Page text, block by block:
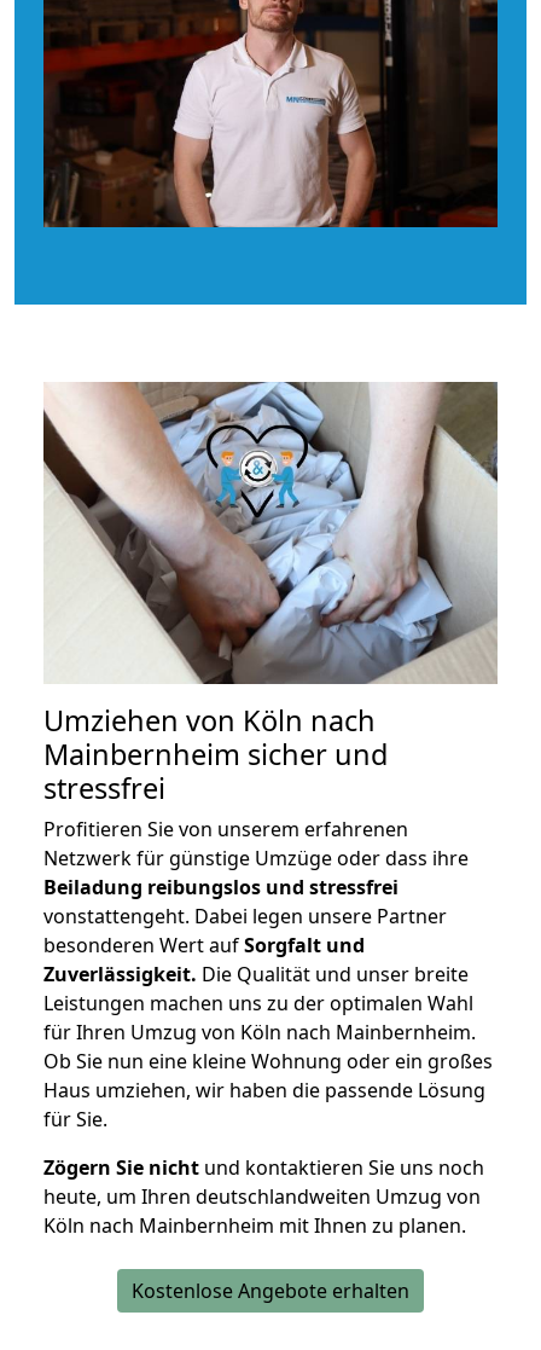
Umziehen von Köln nach
Mainbernheim sicher und
stressfrei
Profitieren Sie von unserem erfahrenen
Netzwerk für günstige Umzüge oder dass ihre
Beiladung reibungslos und stressfrei
vonstattengeht. Dabei legen unsere Partner
besonderen Wert aufSorgfalt und
Zuverlässigkeit. Die Qualität und unser breite
Leistungen machen uns zu der optimalen Wahl
für Ihren Umzug von Köln nach Mainbernheim.
Ob Sie nun eine kleine Wohnung oder ein großes
Haus umziehen, wir haben die passende Lösung
für Sie.
Zögern Sie nicht und kontaktieren Sie uns noch
heute, um Ihren deutschlandweiten Umzug von
Köln nach Mainbernheim mit Ihnen zu planen.
Kostenlose Angebote erhalten